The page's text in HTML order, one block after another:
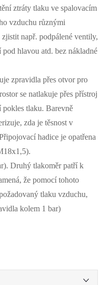
ztráty tlaku ve spalovacím
vzduchu různými
např. podpálené ventily,
hlavou atd. bez nákladné
zpravidla přes otvor pro
se natlakuje přes přístroj
pokles tlaku. Barevně
zda je těsnost v
hadice je opatřena
Druhý tlakoměr patří k
že pomocí tohoto
tlaku vzduchu,
kolem 1 bar)